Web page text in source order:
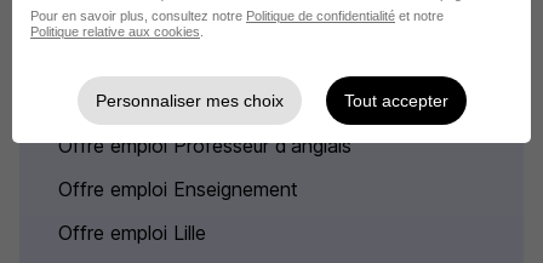
Recherches similaires
Offre emploi Professeur d'anglais
Offre emploi Enseignement
Offre emploi Lille
Pour en savoir plus, consultez notre Politique de confidentialité et notre
Politique relative aux cookies
Personnaliser mes choix Tout accepter